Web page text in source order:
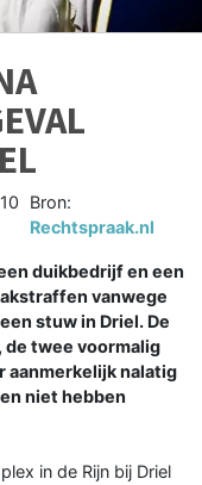
Bron:
Rechtspraak.nl
duikbedrijf en een
vanwege
stuw in Driel. De
twee voormalig
aanmerkelijk nalatig
niet hebben
in de Rijn bij Driel